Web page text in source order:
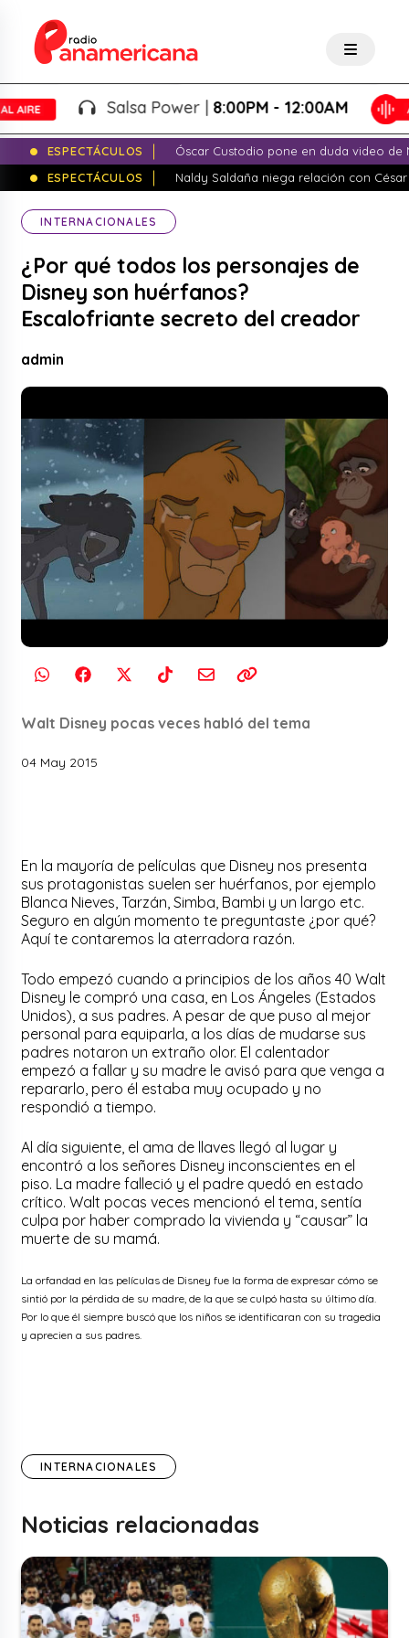
Salsa Power |8:00PM - 12:00AM
ESPECTÁCULOS
Óscar Custodio pone en duda video de
ESPECTÁCULOS
Naldy Saldaña niega relación con
INTERNACIONALES
¿Por qué todos los personajes de
Disney son huérfanos?
Escalofriante secreto del creador
admin
Walt Disney pocas veces habló del tema
04 May 2015
En la mayoría de películas que Disney nos presenta
sus protagonistas suelen ser huérfanos, por ejemplo
Blanca Nieves, Tarzán, Simba, Bambi y un largo etc.
Seguro en algún momento te preguntaste ¿por qué?
Aquí te contaremos la aterradora razón.
Todo empezó cuando a principios de los años 40 Walt
Disney le compró una casa, en Los Ángeles (Estados
Unidos), a sus padres. A pesar de que puso al mejor
personal para equiparla, a los días de mudarse sus
padres notaron un extraño olor. El calentador
empezó a fallar y su madre le avisó para que venga a
repararlo, pero él estaba muy ocupado y no
respondió a tiempo.
Al día siguiente, el ama de llaves llegó al lugar y
encontró a los señores Disney inconscientes en el
piso. La madre falleció y el padre quedó en estado
crítico. Walt pocas veces mencionó el tema, sentía
culpa por haber comprado la vivienda y “causar” la
muerte de su mamá.
La orfandad en las películas de Disney fue la forma de expresar cómo se
sintió por la pérdida de su madre, de la que se culpó hasta su último día.
Por lo que él siempre buscó que los niños se identificaran con su tragedia
y aprecien a sus padres.
INTERNACIONALES
Noticias relacionadas